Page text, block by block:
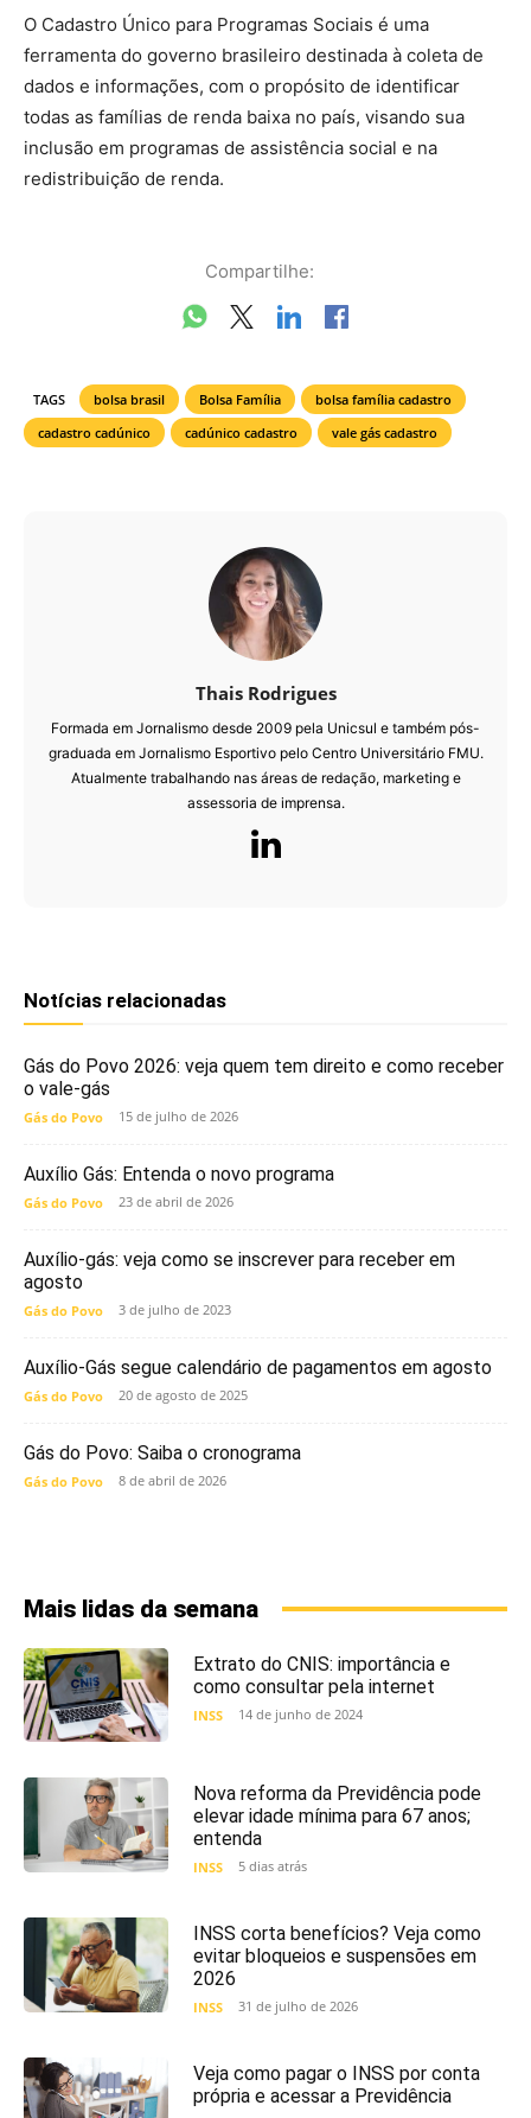
O Cadastro Único para Programas Sociais é uma
ferramenta do governo brasileiro destinada à coleta de
dados e informações, com o propósito de identificar
todas as famílias de renda baixa no país, visando sua
inclusão em programas de assistência social e na
redistribuição de renda.
Compartilhe:
TAGS bolsa brasil Bolsa Família
bolsa família cadastro
cadastro cadúnico
cadúnico cadastro vale gás cadastro
Thais Rodrigues
Formada em Jornalismo desde 2009 pela Unicsul e também pós-
graduada em Jornalismo Esportivo pelo Centro Universitário FMU.
Atualmente trabalhando nas áreas de redação, marketing e
assessoria de imprensa.
Notícias relacionadas
Gás do Povo 2026: veja quem tem direito e como receber
o vale-gás
Gás do Povo 15 de julho de 2026
Auxílio Gás: Entenda o novo programa
Gás do Povo 23 de abril de 2026
Auxílio-gás: veja como se inscrever para receber em
agosto
Gás do Povo 3 de julho de 2023
Auxílio-Gás segue calendário de pagamentos em agosto
Gás do Povo 20 de agosto de 2025
Gás do Povo: Saiba o cronograma
Gás do Povo 8 de abril de 2026
Mais lidas da semana
Extrato do CNIS: importância e
como consultar pela internet
INSS 14 de junho de 2024
Nova reforma da Previdência pode
elevar idade mínima para 67 anos;
entenda
INSS 5 dias atrás
INSS corta benefícios? Veja como
evitar bloqueios e suspensões em
2026
INSS 31 de julho de 2026
Veja como pagar o INSS por conta
própria e acessar a Previdência